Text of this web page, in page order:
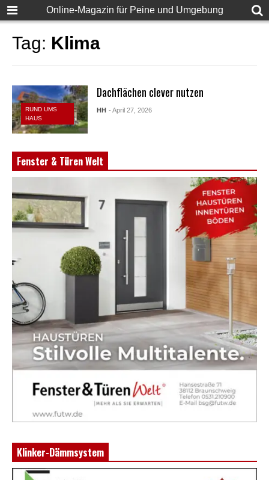
Online-Magazin für Peine und Umgebung
Tag: Klima
RUND UMS
HAUS
Dachflächen clever nutzen
HH - April 27, 2026
Fenster & Türen Welt
Klinker-Dämmsystem